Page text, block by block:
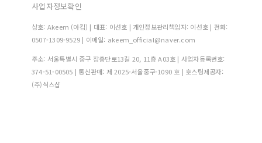
사업자정보확인
상호: Akeem (아킴) | 대표: 이선호 | 개인정보관리책임자: 이선호 | 전화:
0507-1309-9529 | 이메일: akeem_official@naver.com
주소: 서울특별시 중구 장충단로13길 20, 11층 A03호 | 사업자등록번호:
374-51-00505 | 통신판매: 제 2025-서울중구-1090 호 | 호스팅제공자:
(주)식스샵